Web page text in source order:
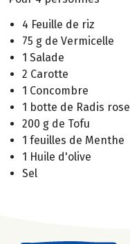
4 Feuille de riz
75 g de Vermicelle
1 Salade
2 Carotte
1 Concombre
1 botte de Radis rose
200 g de Tofu
1 feuilles de Menthe
1 Huile d'olive
Sel